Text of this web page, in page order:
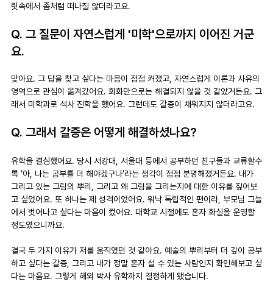
릿속에서 좀처럼 떠나질 않더라고요.
Q. 그 질문이 자연스럽게 '미학'으로까지 이어진 거군
요.
맞아요. 그 답을 찾고 싶다는 마음이 점점 커졌고, 자연스럽게 이론과 사유의
영역으로 관심이 옮겨갔어요. 회화만으로는 해결되지 않을 것 같았거든요. 그
래서 미학과로 석사 진학을 했어요. 그런데도 갈증이 채워지지 않더라고요.
Q. 그래서 갈증은 어떻게 해결하셨나요?
유학을 결심했어요. 당시 서강대, 서울대 등에서 공부하던 친구들과 교류할수
록 ‘아, 나는 공부를 더 해야겠구나’라는 생각이 점점 분명해졌거든요. 내가
그리고 있는 그림의 뿌리, 그리고 왜 그림을 그리는지에 대한 이유를 짚어보
고 싶었어요. 또 하나는 제 성격이었어요. 워낙 독립적인 편이라, 부모님 그늘
에서 벗어나고 싶다는 마음이 컸어요. 대학교 시절에도 혼자 화실을 운영할
정도였으니까요.
결국 두 가지 이유가 저를 움직였던 것 같아요. 예술의 뿌리부터 더 깊이 공부
하고 싶다는 갈증, 그리고 내가 정말 혼자 설 수 있는 사람인지 확인해보고 싶
다는 마음요. 그렇게 해외 박사 유학까지 결정하게 됐습니다.